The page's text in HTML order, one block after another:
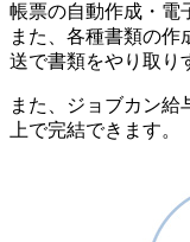
帳票の自動作成・電
また、各種書類の
送で書類をやり取り
また、ジョブカン
上で完結できます。